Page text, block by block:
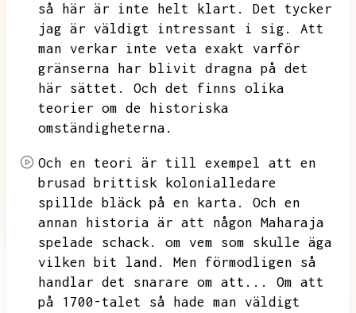
så här är inte helt klart.
Det tycker
jag är väldigt intressant i sig.
Att
man verkar inte veta exakt varför
gränserna har blivit dragna på det
här sättet.
Och det finns olika
teorier om de historiska
omständigheterna.
Och en teori är till exempel att en
brusad brittisk kolonialledare
spillde bläck på en karta.
Och en
annan historia är att någon Maharaja
spelade schack.
om vem som skulle äga
vilken bit land.
Men förmodligen så
handlar det snarare om att...
Om att
på 1700-talet så hade man väldigt